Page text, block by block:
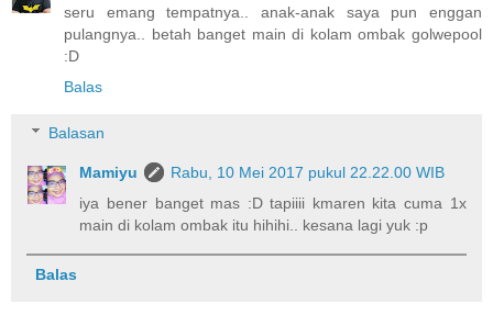
seru emang tempatnya.. anak-anak saya pun enggan
pulangnya.. betah banget main di kolam ombak golwepool
:D
Balas
Balasan
Mamiyu
Rabu, 10 Mei 2017 pukul 22.22.00 WIB
iya bener banget mas :D tapiiii kmaren kita cuma 1x
main di kolam ombak itu hihihi.. kesana lagi yuk :p
Balas